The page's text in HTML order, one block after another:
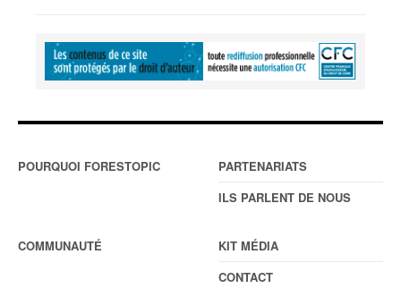
POURQUOI FORESTOPIC
PARTENARIATS
ILS PARLENT DE NOUS
COMMUNAUTÉ
KIT MÉDIA
CONTACT